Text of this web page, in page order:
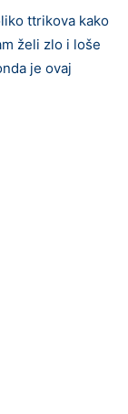
ttrikova kako
želi zlo i loše
je ovaj